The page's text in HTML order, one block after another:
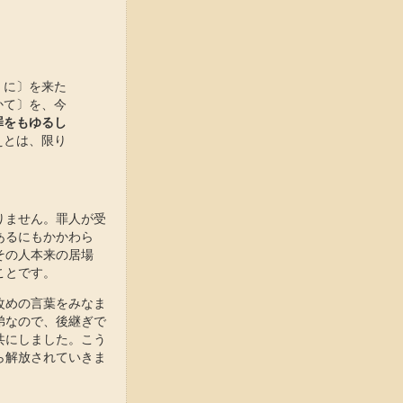
〕を来た
〕を、今
もゆるし
は、限り
ません。罪人が受
にもかかわら
の人本来の居場
です。
の言葉をみなま
なので、後継ぎで
しました。こう
放されていきま